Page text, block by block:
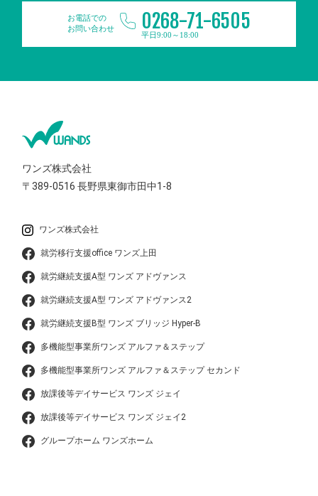
お電話での
お問い合わせ
0268-71-6505
平日9:00～18:00
ワンズ株式会社
〒389-0516長野県東御市田中1-8
ワンズ株式会社
就労移行支援office ワンズ上田
就労継続支援A型 ワンズ アドヴァンス
就労継続支援A型 ワンズ アドヴァンス2
就労継続支援B型 ワンズ ブリッジ Hyper-B
多機能型事業所ワンズ アルファ＆ステップ
多機能型事業所ワンズ アルファ＆ステップ セカンド
放課後等デイサービス ワンズ ジェイ
放課後等デイサービス ワンズ ジェイ2
グループホーム ワンズホーム